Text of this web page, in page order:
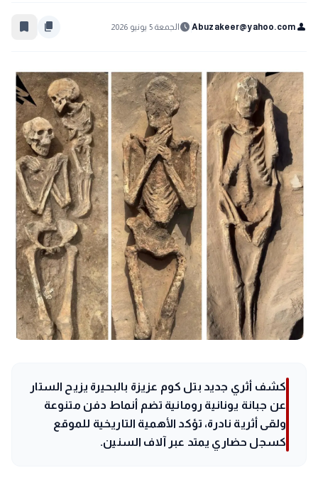
person
Abuzakeer@yahoo.com
schedule الجمعة 5 يونيو 2026 content_copy
bookmark_border
كشف أثري جديد بتل كوم عزيزة بالبحيرة يزيح الستار
عن جبانة يونانية رومانية تضم أنماط دفن متنوعة
ولقى أثرية نادرة، تؤكد الأهمية التاريخية للموقع
كسجل حضاري يمتد عبر آلاف السنين.